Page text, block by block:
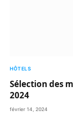
HÔTELS
Sélection des
2024
février 14, 2024